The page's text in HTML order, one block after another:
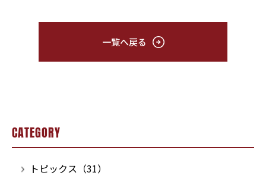
一覧へ戻る
CATEGORY
トピックス（31）